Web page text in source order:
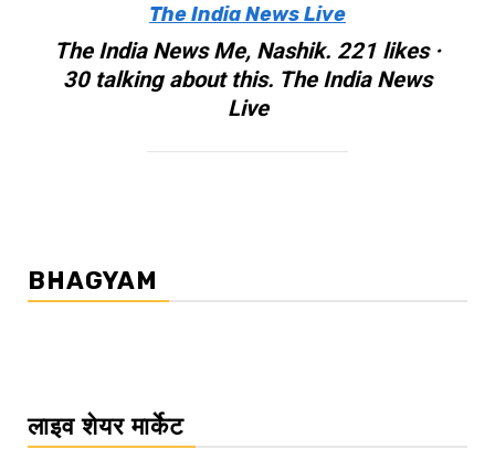
The India News Live
The India News Me, Nashik. 221 likes ·
30 talking about this. The India News
Live
BHAGYAM
लाइव शेयर मार्केट